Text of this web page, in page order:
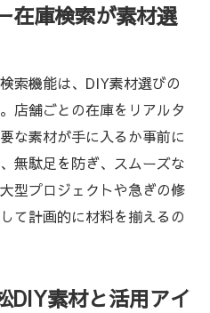
在庫検索が素材選
索機能は、DIY素材選びの
店舗ごとの在庫をリアルタ
な素材が手に入るか事前に
無駄足を防ぎ、スムーズな
型プロジェクトや急ぎの修
て計画的に材料を揃えるの
DIY素材と活用アイ